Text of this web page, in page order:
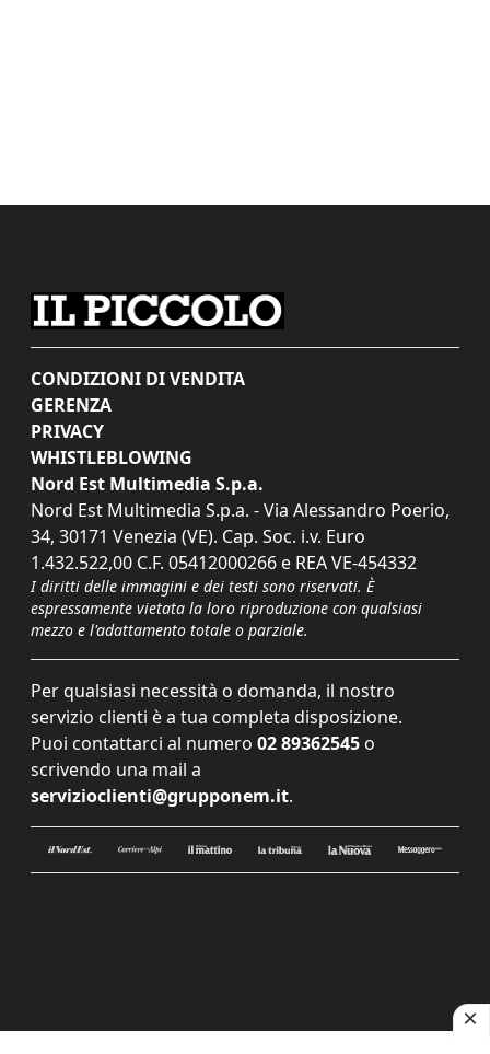
CONDIZIONI DI VENDITA
GERENZA
PRIVACY
WHISTLEBLOWING
Nord Est Multimedia S.p.a.
Nord Est Multimedia S.p.a. - Via Alessandro Poerio,
34, 30171 Venezia (VE). Cap. Soc. i.v. Euro
1.432.522,00 C.F. 05412000266 e REA VE-454332
I diritti delle immagini e dei testi sono riservati. È
espressamente vietata la loro riproduzione con qualsiasi
mezzo e l'adattamento totale o parziale.
Per qualsiasi necessità o domanda, il nostro
servizio clienti è a tua completa disposizione.
Puoi contattarci al numero 02 89362545 o
scrivendo una mail a
servizioclienti@grupponem.it.